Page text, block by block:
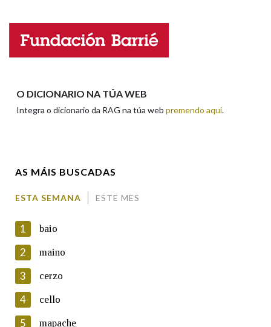
Nome
En cumprimento da normativa vixente en materia de
Protección de Datos de Carácter Persoal, a Real Academia
Galega informa a aqueles usuarios que faciliten o seu correo
electrónico, así como calquera outra información de carácter
O DICIONARIO NA TÚA WEB
Integra o dicionario da RAG na túa web premendo aquí.
AS MÁIS BUSCADAS
ESTA SEMANA ESTE MES
1 baio
2 maino
3 cerzo
4 cello
5 mapache